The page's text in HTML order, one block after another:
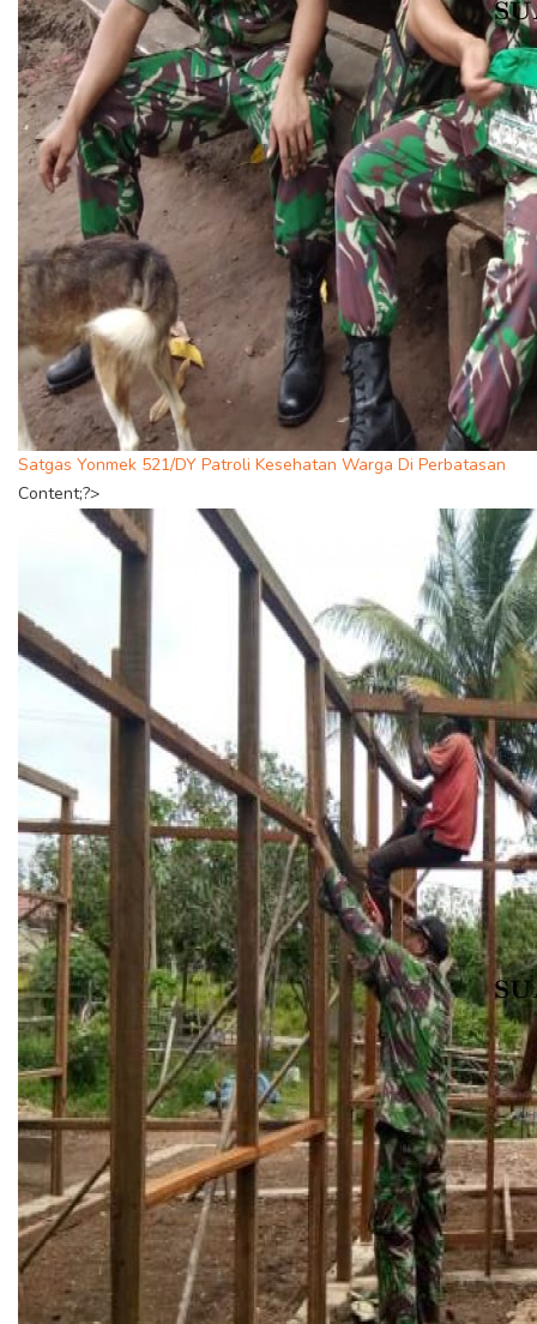
Satgas Yonmek 521/DY Patroli Kesehatan Warga Di Perbatasan
Content;?>